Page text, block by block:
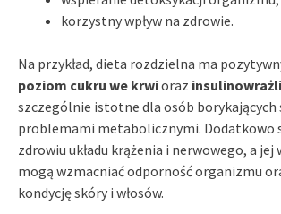
korzystny wpływ na zdrowie.
Na przykład, dieta rozdzielna ma
poziom cukru we krwioraz
szczególnie istotne dla osób borykających
problemami metabolicznymi. Dodatkowo
zdrowiu układu krążenia i nerwowego, a jej
mogą wzmacniać odporność organizmu
kondycję skóry i włosów.